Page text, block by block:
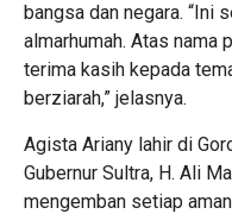
bangsa dan negara. “Ini
almarhumah. Atas nama
terima kasih kepada
berziarah,” jelasnya.
Agista Ariany lahir di
Gubernur Sultra, H. Ali
mengemban setiap